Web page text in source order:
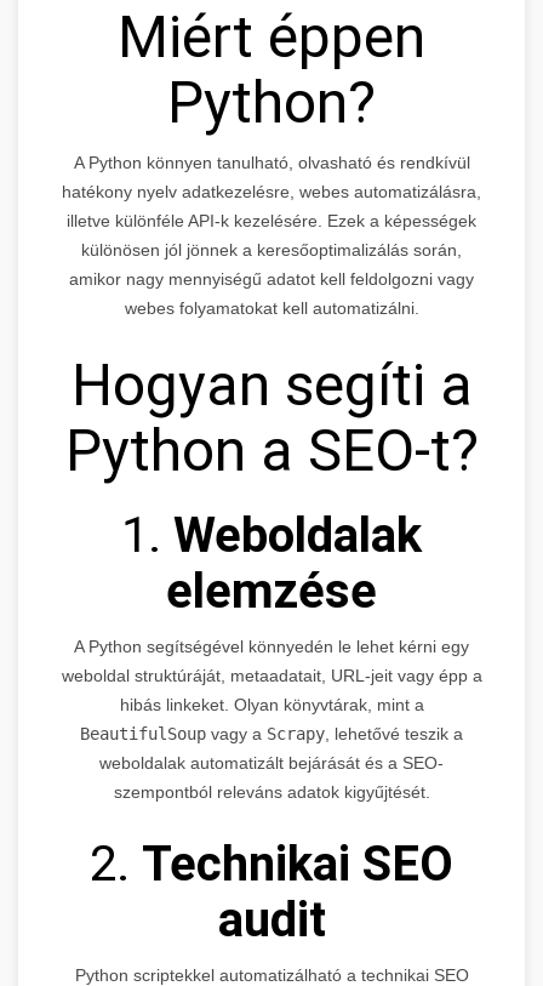
Miért éppen
Python?
A Python könnyen tanulható, olvasható és rendkívül
hatékony nyelv adatkezelésre, webes automatizálásra,
illetve különféle API-k kezelésére. Ezek a képességek
különösen jól jönnek a keresőoptimalizálás során,
amikor nagy mennyiségű adatot kell feldolgozni vagy
webes folyamatokat kell automatizálni.
Hogyan segíti a
Python a SEO-t?
1. Weboldalak
elemzése
A Python segítségével könnyedén le lehet kérni egy
weboldal struktúráját, metaadatait, URL-jeit vagy épp a
hibás linkeket. Olyan könyvtárak, mint a
BeautifulSoup vagy a Scrapy , lehetővé teszik a
weboldalak automatizált bejárását és a SEO-
szempontból releváns adatok kigyűjtését.
2. Technikai SEO
audit
Python scriptekkel automatizálható a technikai SEO